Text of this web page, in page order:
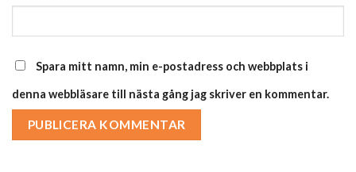
Spara mitt namn, min e-postadress och webbplats i
denna webbläsare till nästa gång jag skriver en kommentar.